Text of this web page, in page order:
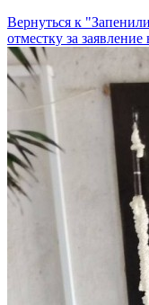
Вернуться к
отместку за